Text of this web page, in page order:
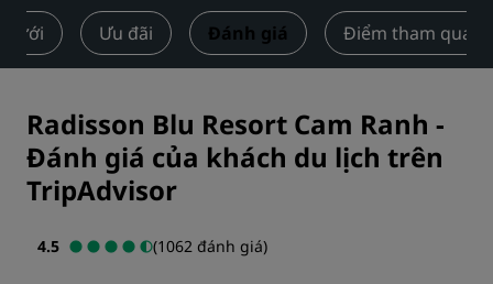
cưới Ưu đãi Đánh giá Điểm tham quan
Radisson Blu Resort Cam Ranh -
Đánh giá của khách du lịch trên
TripAdvisor
4.5 (1062 đánh giá)